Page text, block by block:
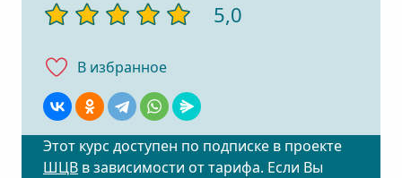
5,0
В избранноe
Этот курс доступен по подписке в проекте
ШЦВ в зависимости от тарифа. Если Вы